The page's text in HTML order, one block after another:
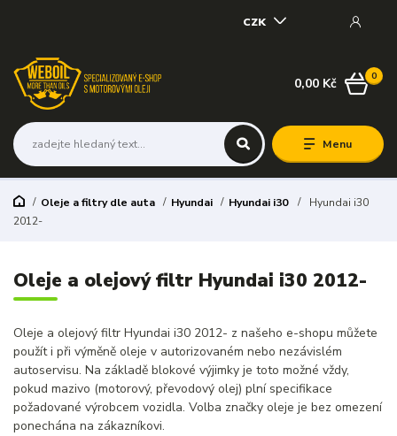
Menu
CZK
0
0,00 Kč
Oleje a filtry dle auta Hyundai Hyundai i30
Hyundai i30
2012-
Oleje a olejový filtr Hyundai i30 2012-
Oleje a olejový filtr Hyundai i30 2012- z našeho e-shopu můžete
použít i při výměně oleje v autorizovaném nebo nezávislém
autoservisu. Na základě blokové výjimky je toto možné vždy,
pokud mazivo (motorový, převodový olej) plní specifikace
požadované výrobcem vozidla. Volba značky oleje je bez omezení
ponechána na zákazníkovi.